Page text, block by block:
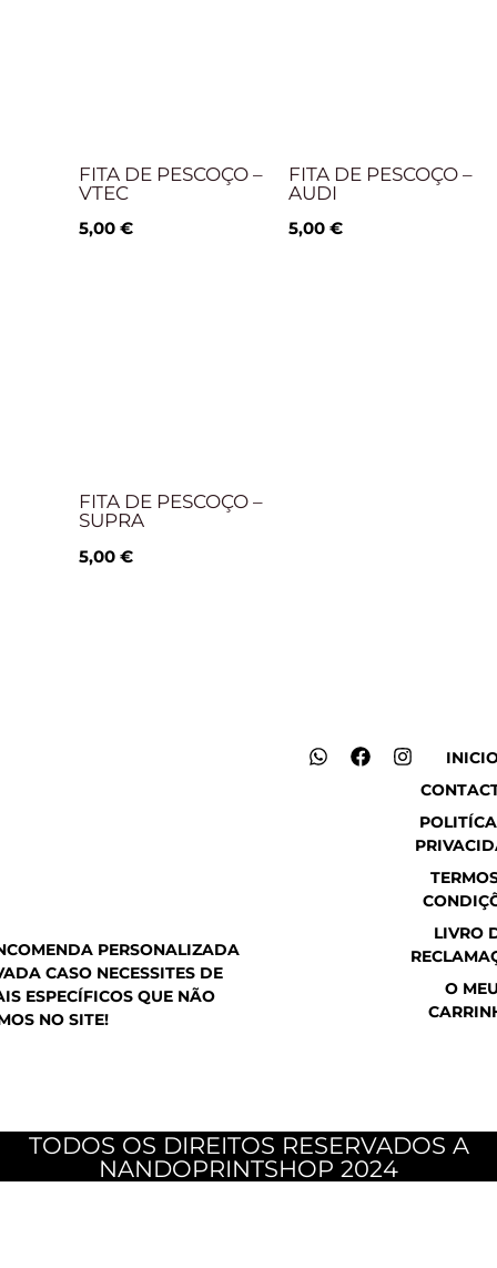
FITA DE PESCOÇO –
VTEC
5,00 €
FITA DE PESCOÇO –
AUDI
5,00 €
FITA DE PESCOÇO –
SUPRA
5,00 €
PERSONALIZADA
CASO NECESSITES DE
ESPECÍFICOS QUE NÃO
NO SITE!
LIVRO
O
W
F
I
TODOS OS DIREITOS RESERVADOS A
NANDOPRINTSHOP 2024